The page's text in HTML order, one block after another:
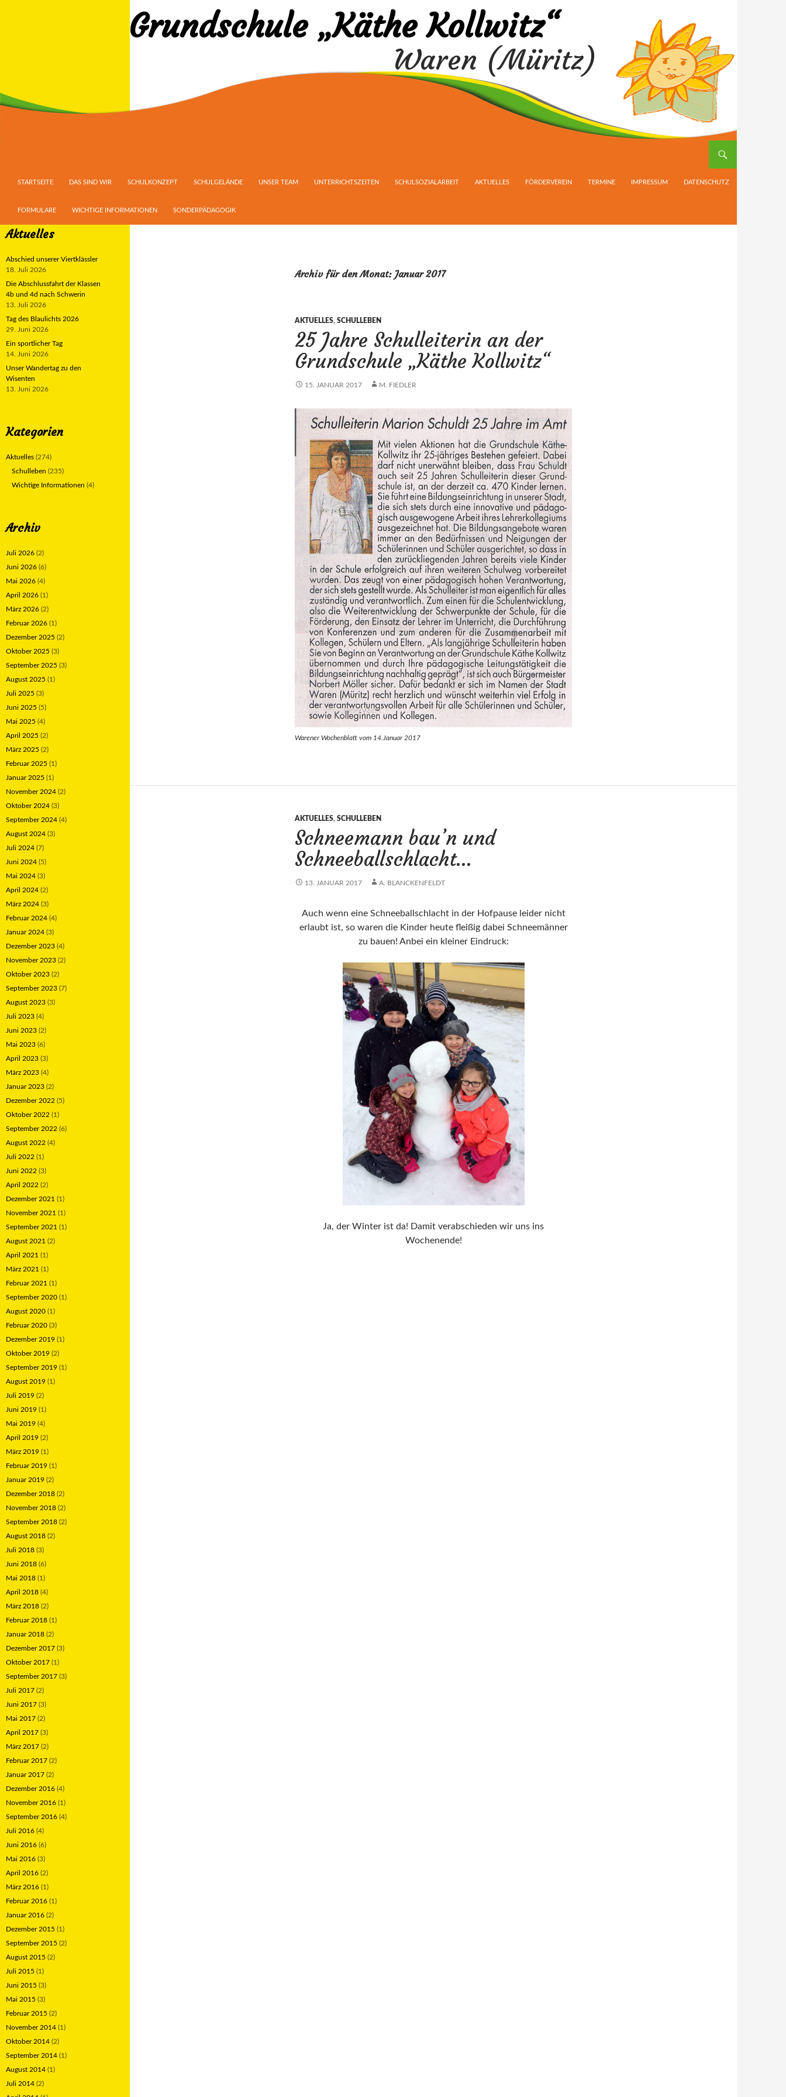
Grundschule „Käthe Kollwitz“
Waren (Müritz)
STARTSEITE
DAS SIND WIR SCHULKONZEPT SCHULGELÄNDE UNSER TEAM UNTERRICHTSZEITEN SCHULSOZIALARBEIT AKTUELLES FÖRDERVEREIN TERMINE IMPRESSUM DATENSCHUTZ
FORMULARE WICHTIGE INFORMATIONEN SONDERPÄDAGOGIK
Archiv für den Monat: Januar 2017
AKTUELLES, SCHULLEBEN
25 Jahre Schulleiterin an der
Grundschule „Käthe Kollwitz“
15. JANUAR 2017 M. FIEDLER
Warener Wochenblatt vom 14.Januar 2017
AKTUELLES, SCHULLEBEN
Schneemann bau’n und
Schneeballschlacht…
13. JANUAR 2017 A. BLANCKENFELDT
Auch wenn eine Schneeballschlacht in der Hofpause leider nicht
erlaubt ist, so waren die Kinder heute fleißig dabei Schneemänner
zu bauen! Anbei ein kleiner Eindruck:
Ja, der Winter ist da! Damit verabschieden wir uns ins
Wochenende!
Aktuelles
Abschied unserer Viertklässler
18. Juli 2026
Die Abschlussfahrt der Klassen
4b und 4d nach Schwerin
13. Juli 2026
Tag des Blaulichts 2026
29. Juni 2026
Ein sportlicher Tag
14. Juni 2026
Unser Wandertag zu den
Wisenten
13. Juni 2026
Kategorien
Aktuelles (274)
Schulleben (235)
Wichtige Informationen (4)
Archiv
Juli 2026 (2)
Juni 2026 (6)
Mai 2026 (4)
April 2026 (1)
März 2026 (2)
Februar 2026 (1)
Dezember 2025 (2)
Oktober 2025 (3)
September 2025 (3)
August 2025 (1)
Juli 2025 (3)
Juni 2025 (5)
Mai 2025 (4)
April 2025 (2)
März 2025 (2)
Februar 2025 (1)
Januar 2025 (1)
November 2024 (2)
Oktober 2024 (3)
September 2024 (4)
August 2024 (3)
Juli 2024 (7)
Juni 2024 (5)
Mai 2024 (3)
April 2024 (2)
März 2024 (3)
Februar 2024 (4)
Januar 2024 (3)
Dezember 2023 (4)
November 2023 (2)
Oktober 2023 (2)
September 2023 (7)
August 2023 (3)
Juli 2023 (4)
Juni 2023 (2)
Mai 2023 (6)
April 2023 (3)
März 2023 (4)
Januar 2023 (2)
Dezember 2022 (5)
Oktober 2022 (1)
September 2022 (6)
August 2022 (4)
Juli 2022 (1)
Juni 2022 (3)
April 2022 (2)
Dezember 2021 (1)
November 2021 (1)
September 2021 (1)
August 2021 (2)
April 2021 (1)
März 2021 (1)
Februar 2021 (1)
September 2020 (1)
August 2020 (1)
Februar 2020 (3)
Dezember 2019 (1)
Oktober 2019 (2)
September 2019 (1)
August 2019 (1)
Juli 2019 (2)
Juni 2019 (1)
Mai 2019 (4)
April 2019 (2)
März 2019 (1)
Februar 2019 (1)
Januar 2019 (2)
Dezember 2018 (2)
November 2018 (2)
September 2018 (2)
August 2018 (2)
Juli 2018 (3)
Juni 2018 (6)
Mai 2018 (1)
April 2018 (4)
März 2018 (2)
Februar 2018 (1)
Januar 2018 (2)
Dezember 2017 (3)
Oktober 2017 (1)
September 2017 (3)
Juli 2017 (2)
Juni 2017 (3)
Mai 2017 (2)
April 2017 (3)
März 2017 (2)
Februar 2017 (2)
Januar 2017 (2)
Dezember 2016 (4)
November 2016 (1)
September 2016 (4)
Juli 2016 (4)
Juni 2016 (6)
Mai 2016 (3)
April 2016 (2)
März 2016 (1)
Februar 2016 (1)
Januar 2016 (2)
Dezember 2015 (1)
September 2015 (2)
August 2015 (2)
Juli 2015 (1)
Juni 2015 (3)
Mai 2015 (3)
Februar 2015 (2)
November 2014 (1)
Oktober 2014 (2)
September 2014 (1)
August 2014 (1)
Juli 2014 (2)